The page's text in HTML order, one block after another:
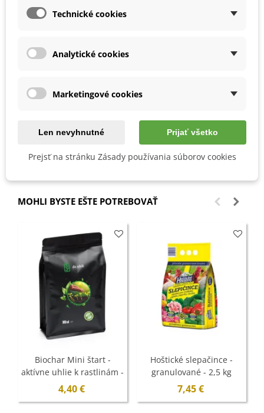
Návod na pestovanie cínie:
spon: 30 x 25 cm
nestrpí mrazivé počasie
MOHLI BYSTE EŠTE POTREBOVAŤ
Biochar Mini štart -
aktívne uhlie k rastlinám -
Devrakon - 300 ml
4,40 €
Hoštické slepačince -
granulované - 2,5 kg
7,45 €
Technické cookies
Analytické cookies
Marketingové cookies
Len nevyhnutné Prijať všetko
Prejsť na stránku Zásady používania súborov cookies